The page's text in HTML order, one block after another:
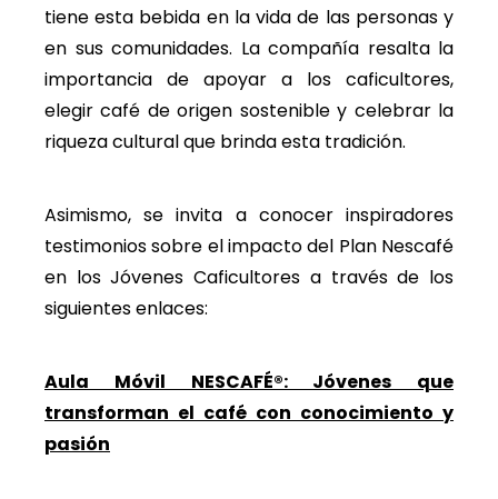
tiene esta bebida en la vida de las personas y
en sus comunidades. La compañía resalta la
importancia de apoyar a los caficultores,
elegir café de origen sostenible y celebrar la
riqueza cultural que brinda esta tradición.
Asimismo, se invita a conocer inspiradores
testimonios sobre el impacto del Plan Nescafé
en los Jóvenes Caficultores a través de los
siguientes enlaces:
Aula Móvil NESCAFÉ®: Jóvenes que
transforman el café con conocimiento y
pasión